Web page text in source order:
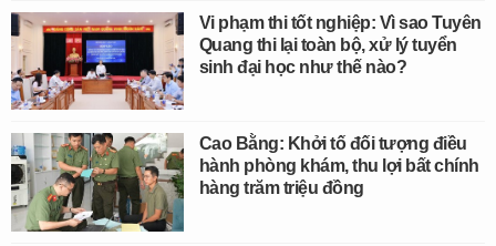
Vi phạm thi tốt nghiệp: Vì sao Tuyên
Quang thi lại toàn bộ, xử lý tuyển
sinh đại học như thế nào?
Cao Bằng: Khởi tố đối tượng điều
hành phòng khám, thu lợi bất chính
hàng trăm triệu đồng